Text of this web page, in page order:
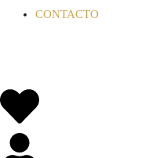
CONTACTO